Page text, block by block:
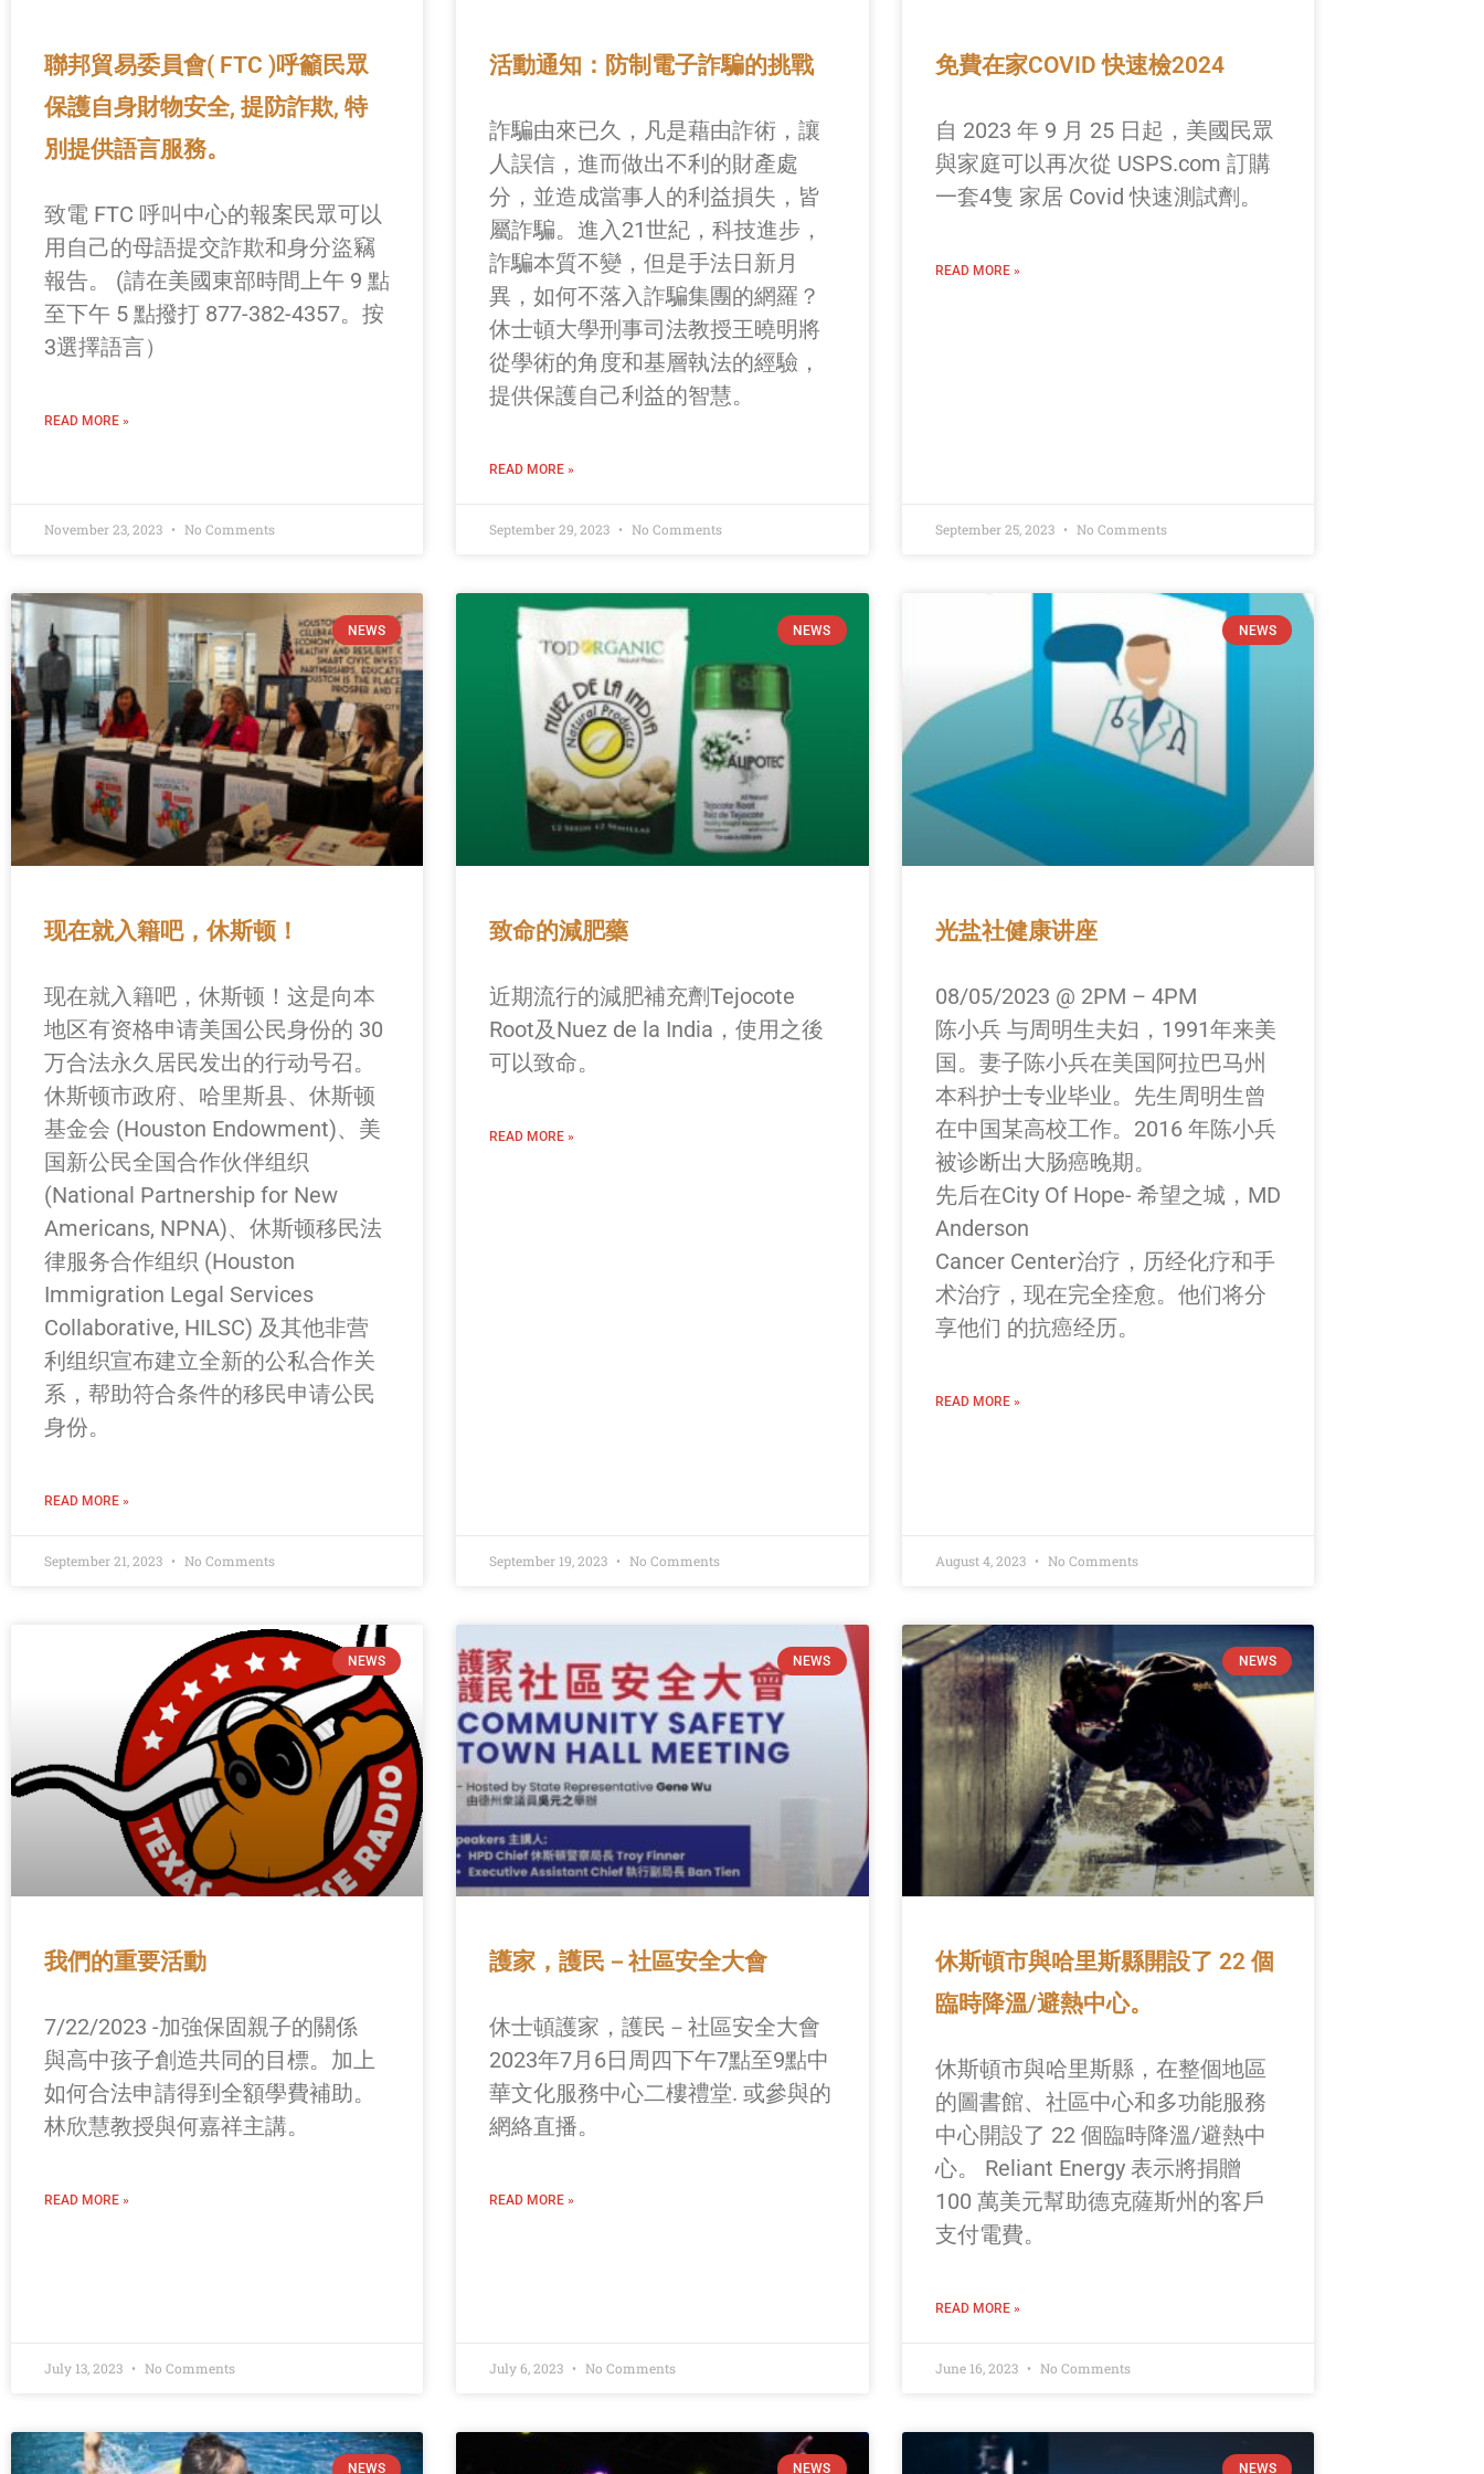
聯邦貿易委員會( FTC )呼籲民眾
保護自身財物安全, 提防詐欺, 特
別提供語言服務。
致電 FTC 呼叫中心的報案民眾可以
用自己的母語提交詐欺和身分盜竊
報告。 (請在美國東部時間上午 9 點
至下午 5 點撥打 877-382-4357。按
3選擇語言）
READ MORE »
November 23, 2023 No Comments
活動通知：防制電子詐騙的挑戰
詐騙由來已久，凡是藉由詐術，讓
人誤信，進而做出不利的財產處
分，並造成當事人的利益損失，皆
屬詐騙。進入21世紀，科技進步，
詐騙本質不變，但是手法日新月
異，如何不落入詐騙集團的網羅？
休士頓大學刑事司法教授王曉明將
從學術的角度和基層執法的經驗，
提供保護自己利益的智慧。
READ MORE »
September 29, 2023 No Comments
免費在家COVID 快速檢2024
自 2023 年 9 月 25 日起，美國民眾
與家庭可以再次從 USPS.com 訂購
一套4隻 家居 Covid 快速測試劑。
READ MORE »
September 25, 2023 No Comments
NEWS
现在就入籍吧，休斯顿！
现在就入籍吧，休斯顿！这是向本
地区有资格申请美国公民身份的 30
万合法永久居民发出的行动号召。
休斯顿市政府、哈里斯县、休斯顿
基金会 (Houston Endowment)、美
国新公民全国合作伙伴组织
(National Partnership for New
Americans, NPNA)、休斯顿移民法
律服务合作组织 (Houston
Immigration Legal Services
Collaborative, HILSC) 及其他非营
利组织宣布建立全新的公私合作关
系，帮助符合条件的移民申请公民
身份。
READ MORE »
September 21, 2023 No Comments
NEWS
致命的減肥藥
近期流行的減肥補充劑Tejocote
Root及Nuez de la India，使用之後
可以致命。
READ MORE »
September 19, 2023 No Comments
NEWS
光盐社健康讲座
08/05/2023 @ 2PM – 4PM
陈小兵 与周明生夫妇，1991年来美
国。妻子陈小兵在美国阿拉巴马州
本科护士专业毕业。先生周明生曾
在中国某高校工作。2016 年陈小兵
被诊断出大肠癌晚期。
先后在City Of Hope- 希望之城，MD
Anderson
Cancer Center治疗，历经化疗和手
术治疗，现在完全痊愈。他们将分
享他们 的抗癌经历。
READ MORE »
August 4, 2023 No Comments
NEWS
我們的重要活動
7/22/2023 -加強保固親子的關係
與高中孩子創造共同的目標。加上
如何合法申請得到全額學費補助。
林欣慧教授與何嘉祥主講。
READ MORE »
July 13, 2023 No Comments
NEWS
護家，護民－社區安全大會
休士頓護家，護民－社區安全大會
2023年7月6日周四下午7點至9點中
華文化服務中心二樓禮堂. 或參與的
網絡直播。
READ MORE »
July 6, 2023 No Comments
NEWS
休斯頓市與哈里斯縣開設了 22 個
臨時降溫/避熱中心。
休斯頓市與哈里斯縣，在整個地區
的圖書館、社區中心和多功能服務
中心開設了 22 個臨時降溫/避熱中
心。 Reliant Energy 表示將捐贈
100 萬美元幫助德克薩斯州的客戶
支付電費。
READ MORE »
June 16, 2023 No Comments
NEWS NEWS NEWS